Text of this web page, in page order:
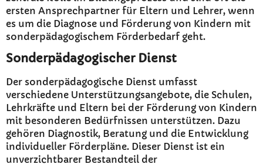
ersten Ansprechpartner für Eltern und Lehrer, wenn
es um die Diagnose und Förderung von Kindern mit
sonderpädagogischem Förderbedarf geht.
Sonderpädagogischer Dienst
Der sonderpädagogische Dienst umfasst
verschiedene Unterstützungsangebote, die Schulen,
Lehrkräfte und Eltern bei der Förderung von Kindern
mit besonderen Bedürfnissen unterstützen. Dazu
gehören Diagnostik, Beratung und die Entwicklung
individueller Förderpläne. Dieser Dienst ist ein
unverzichtbarer Bestandteil der